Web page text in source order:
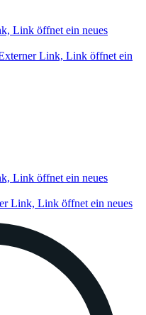
Link öffnet ein neues
Link, Link öffnet ein
Link öffnet ein neues
Link, Link öffnet ein neues